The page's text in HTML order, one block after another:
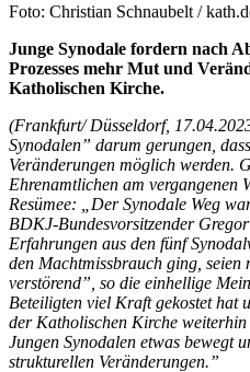
Foto: Christian Schnaubelt /
Junge Synodale fordern nach
Prozesses mehr Mut und
Katholischen Kirche.
(Frankfurt/ Düsseldorf,
Synodalen” darum gerungen,
Veränderungen möglich werden.
Ehrenamtlichen am vergangenen
Resümee: „Der Synodale Weg
BDKJ-Bundesvorsitzender
Erfahrungen aus den fünf
den Machtmissbrauch ging,
verstörend”, so die einhellige
Beteiligten viel Kraft gekostet hat
der Katholischen Kirche
Jungen Synodalen etwas bewegt
strukturellen Veränderungen.”